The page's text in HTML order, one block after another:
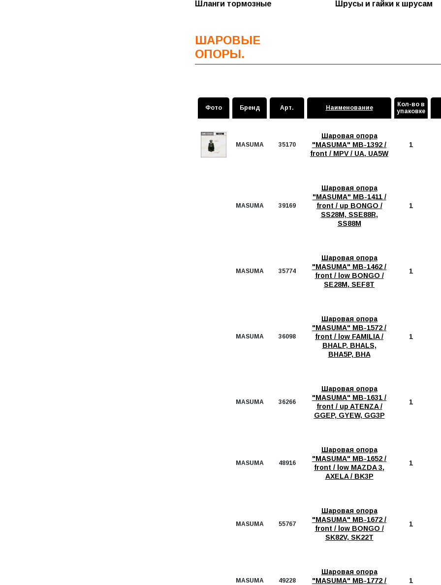
Пыльники стоек
Фильтры масляные
датчики
Фильтры трансмиссии
Шланги тормозные Шрусы и гайки к шрусам
ШАРОВЫЕ
ОПОРЫ.
Фото Бренд Арт. Наименование
Кол-во в
упаковке
MASUMA 35170
Шаровая опора
"MASUMA" MB-1392 /
front / MPV / UA, UA5W
1
MASUMA 39169
Шаровая опора
"MASUMA" MB-1411 /
front / up BONGO /
SS28M, SSE88R,
SS88M
1
MASUMA 35774
Шаровая опора
"MASUMA" MB-1462 /
front / low BONGO /
SE28M, SEF8T
1
MASUMA 36098
Шаровая опора
"MASUMA" MB-1572 /
front / low FAMILIA /
BHALP, BHALS,
BHA5P, BHA
1
MASUMA 36266
Шаровая опора
"MASUMA" MB-1631 /
front / up ATENZA /
GGEP, GYEW, GG3P
1
MASUMA 48916
Шаровая опора
"MASUMA" MB-1652 /
front / low MAZDA 3,
AXELA / BK3P
1
MASUMA 55767
Шаровая опора
"MASUMA" MB-1672 /
front / low BONGO /
SK82V, SK22T
1
MASUMA 49228
Шаровая опора
"MASUMA" MB-1772 /
1